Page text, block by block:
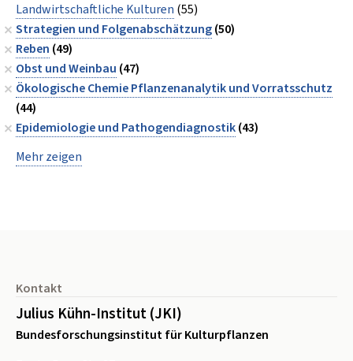
Landwirtschaftliche Kulturen (55)
Strategien und Folgenabschätzung(50)
Reben (49)
Obst und Weinbau (47)
Ökologische Chemie Pflanzenanalytik und Vorratsschutz
(44)
Epidemiologie und Pathogendiagnostik(43)
Mehr zeigen
Kontakt
Julius Kühn-Institut (JKI)
Bundesforschungsinstitut für Kulturpflanzen